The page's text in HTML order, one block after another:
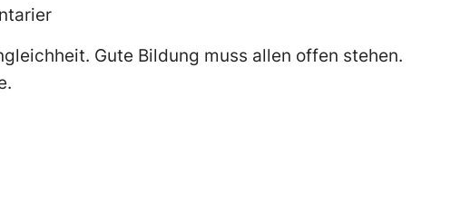
Gute Bildung muss allen offen stehen.